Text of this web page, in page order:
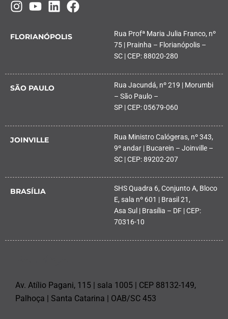
FLORIANÓPOLIS
Rua Profª Maria Julia Franco, nº
75 | Prainha – Florianópolis –
SC | CEP: 88020-280
SÃO PAULO
Rua Jacundá, nº 219 | Morumbi
– São Paulo –
SP | CEP: 05679-060
JOINVILLE
Rua Ministro Calógeras, nº 343,
9º andar | Bucarein – Joinville –
SC | CEP: 89202-207
BRASÍLIA
SHS Quadra 6, Conjunto A, Bloco
E, sala nº 601 | Brasil 21,
Asa Sul | Brasília – DF | CEP:
70316-10
Av. Atílio Pagani, 115 | sala 1005 | CEP 88132-149,
Palhoça | Santa Catarina | OAB/SC 453